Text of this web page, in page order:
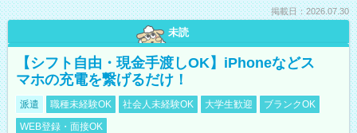
掲載日：2026.07.30
未読
【シフト自由・現金手渡しOK】iPhoneなどス
マホの充電を繋げるだけ！
派遣 職種未経験OK 社会人未経験OK 大学生歓迎
ブランクOK
WEB登録・面接OK